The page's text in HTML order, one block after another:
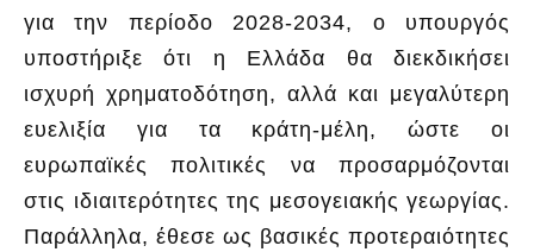
για την περίοδο 2028-2034, ο υπουργός
υποστήριξε ότι η Ελλάδα θα διεκδικήσει
ισχυρή χρηματοδότηση, αλλά και μεγαλύτερη
ευελιξία για τα κράτη-μέλη, ώστε οι
ευρωπαϊκές πολιτικές να προσαρμόζονται
στις ιδιαιτερότητες της μεσογειακής γεωργίας.
Παράλληλα, έθεσε ως βασικές προτεραιότητες